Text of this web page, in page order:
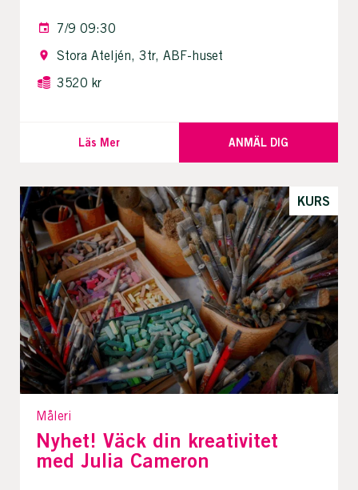
7/9 09:30
Stora Ateljén, 3tr, ABF-huset
3520 kr
Läs Mer ANMÄL DIG
KURS
Måleri
Nyhet! Väck din kreativitet
med Julia Cameron